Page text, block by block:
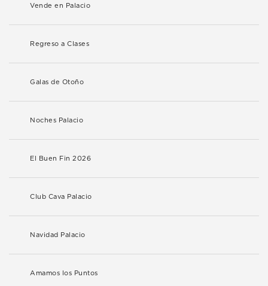
Vende en Palacio
Regreso a Clases
Galas de Otoño
Noches Palacio
El Buen Fin 2026
Club Cava Palacio
Navidad Palacio
Amamos los Puntos